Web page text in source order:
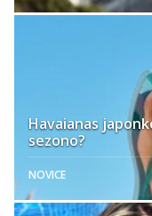
Havaianas
sezono?
NOVICE